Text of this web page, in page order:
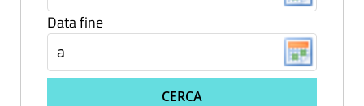
Data fine
CERCA